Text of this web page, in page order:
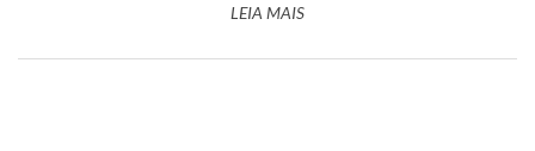
LEIA MAIS